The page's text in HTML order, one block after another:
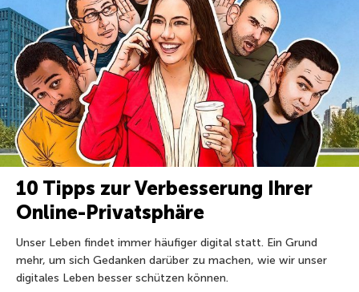
10 Tipps zur Verbesserung Ihrer
Online-Privatsphäre
Unser Leben findet immer häufiger digital statt. Ein Grund
mehr, um sich Gedanken darüber zu machen, wie wir unser
digitales Leben besser schützen können.